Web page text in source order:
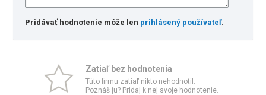
Pridávať hodnotenie môže len prihlásený používateľ.
Zatiaľ bez hodnotenia
Túto firmu zatiaľ nikto nehodnotil.
Poznáš ju? Pridaj k nej svoje hodnotenie.